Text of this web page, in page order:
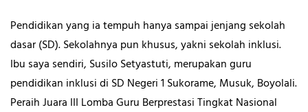
Pendidikan yang ia tempuh hanya sampai jenjang sekolah
dasar (SD). Sekolahnya pun khusus, yakni sekolah inklusi.
Ibu saya sendiri, Susilo Setyastuti, merupakan guru
pendidikan inklusi di SD Negeri 1 Sukorame, Musuk, Boyolali.
Peraih Juara III Lomba Guru Berprestasi Tingkat Nasional